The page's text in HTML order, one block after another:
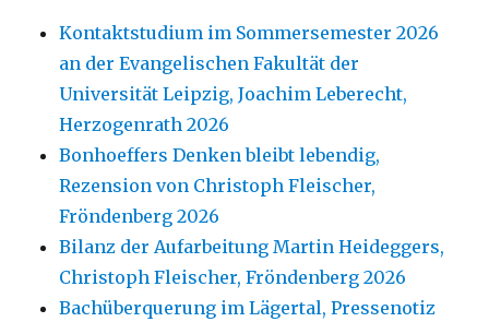
Kontaktstudium im Sommersemester 2026
an der Evangelischen Fakultät der
Universität Leipzig, Joachim Leberecht,
Herzogenrath 2026
Bonhoeffers Denken bleibt lebendig,
Rezension von Christoph Fleischer,
Fröndenberg 2026
Bilanz der Aufarbeitung Martin Heideggers,
Christoph Fleischer, Fröndenberg 2026
Bachüberquerung im Lägertal, Pressenotiz